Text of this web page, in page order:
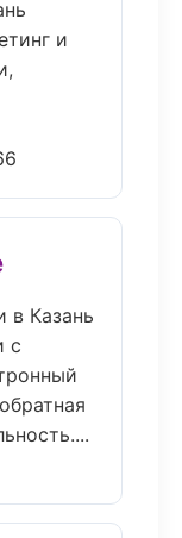
и
в Казань
с